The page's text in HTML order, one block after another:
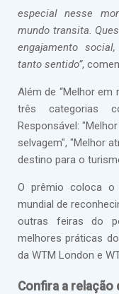
especial nesse
mundo transita.
engajamento
tanto sentido”,
Além de “Melhor em
três categorias
Responsável:
selvagem", "Melhor
destino para o
O prêmio coloca o
mundial de
outras feiras do
melhores práticas
da WTM London e
Confira a relação